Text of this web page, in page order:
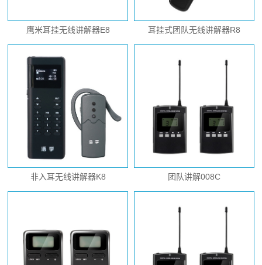
鹰米耳挂无线讲解器E8 耳挂式团队无线讲解器R8
非入耳无线讲解器K8 团队讲解008C